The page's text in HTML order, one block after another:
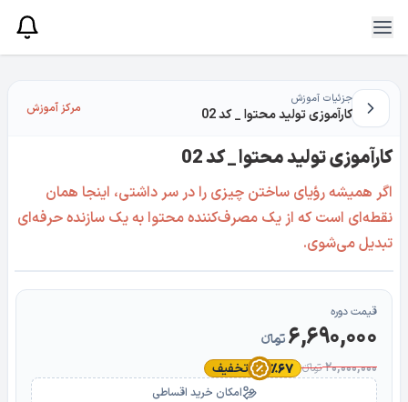
جزئیات آموزش
کارآموزی تولید محتوا _ کد 02 مرکز آموزش
کارآموزی تولید محتوا _ کد 02
اگر همیشه رؤیای ساختن چیزی را در سر داشتی، اینجا همان
نقطه‌ای است که از یک مصرف‌کننده محتوا به یک سازنده حرفه‌ای
تبدیل می‌شوی.
قیمت دوره
6,690,000تومانءء
20,000,000تومانءء ٪67 تخفیف
امکان خرید اقساطی